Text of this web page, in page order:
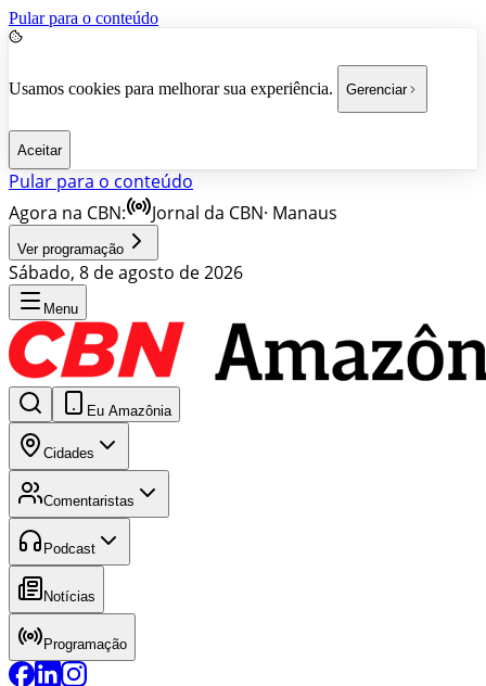
Pular para o conteúdo
Usamos cookies para melhorar sua experiência. Gerenciar
Aceitar
Pular para o conteúdo
Agora na CBN:
Jornal da CBN· Manaus
Ver programação
Sábado, 8 de agosto de 2026
Menu
Eu Amazônia
Cidades
Comentaristas
Podcast
Notícias
Programação